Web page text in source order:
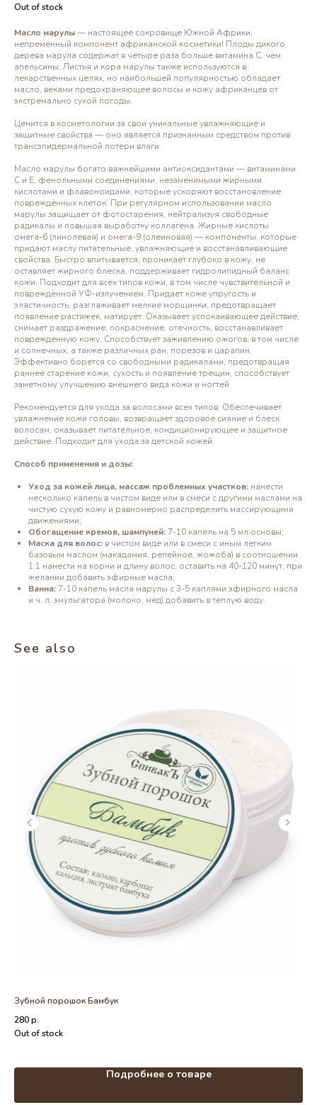
Out of stock
Масло марулы— настоящее сокровище Южной Африки,
непременный компонент африканской косметики! Плоды дикого
дерева марула содержат в четыре раза больше витамина C, чем
апельсины. Листья и кора марулы также используются в
лекарственных целях, но наибольшей популярностью обладает
масло, веками предохраняющее волосы и кожу африканцев от
экстремально сухой погоды.
Ценится в косметологии за свои уникальные увлажняющие и
защитные свойства — оно является признанным средством против
трансэпидермальной потери влаги.
Масло марулы богато важнейшими антиоксидантами — витаминами
C и E, фенольными соединениями, незаменимыми жирными
кислотами и флавоноидами, которые ускоряют восстановление
повреждённых клеток. При регулярном использовании масло
марулы защищает от фотостарения, нейтрализуя свободные
радикалы и повышая выработку коллагена. Жирные кислоты
омега-6 (линолевая) и омега-9 (олеиновая) — компоненты, которые
придают маслу питательные, увлажняющие и восстанавливающие
свойства. Быстро впитывается, проникает глубоко в кожу, не
оставляет жирного блеска, поддерживает гидролипидный баланс
кожи. Подходит для всех типов кожи, в том числе чувствительной и
повреждённой УФ-излучением. Придает коже упругость и
эластичность, разглаживает мелкие морщинки, предотвращает
появление растяжек, матирует. Оказывает успокаивающее действие,
снимает раздражение, покраснение, отечность, восстанавливает
поврежденную кожу. Способствует заживлению ожогов, в том числе
и солнечных, а также различных ран, порезов и царапин.
Эффективно борется со свободными радикалами, предотвращая
раннее старение кожи, сухость и появление трещин, способствует
заметному улучшению внешнего вида кожи и ногтей.
Рекомендуется для ухода за волосами всех типов. Обеспечивает
увлажнение кожи головы, возвращает здоровое сияние и блеск
волосам, оказывает питательное, кондиционирующее и защитное
действие. Подходит для ухода за детской кожей.
Способ применения и дозы:
Уход за кожей лица, массаж проблемных участков: нанести
несколько капель в чистом виде или в смеси с другими маслами на
чистую сухую кожу и равномерно распределить массирующими
движениями;
Обогащение кремов, шампуней: 7-10 капель на 5 мл основы;
Маска для волос: в чистом виде или в смеси с иным легким
базовым маслом (макадамия, репейное, жожоба) в соотношении
1:1 нанести на корни и длину волос, оставить на 40-120 минут, при
желании добавить эфирные масла;
Ванна: 7-10 капель масла марулы с 3-5 каплями эфирного масла
и ч. л. эмульгатора (молоко, мёд) добавить в теплую воду.
See also
Зубной порошок Бамбук
280р.
Out of stock
Подробнее о товаре